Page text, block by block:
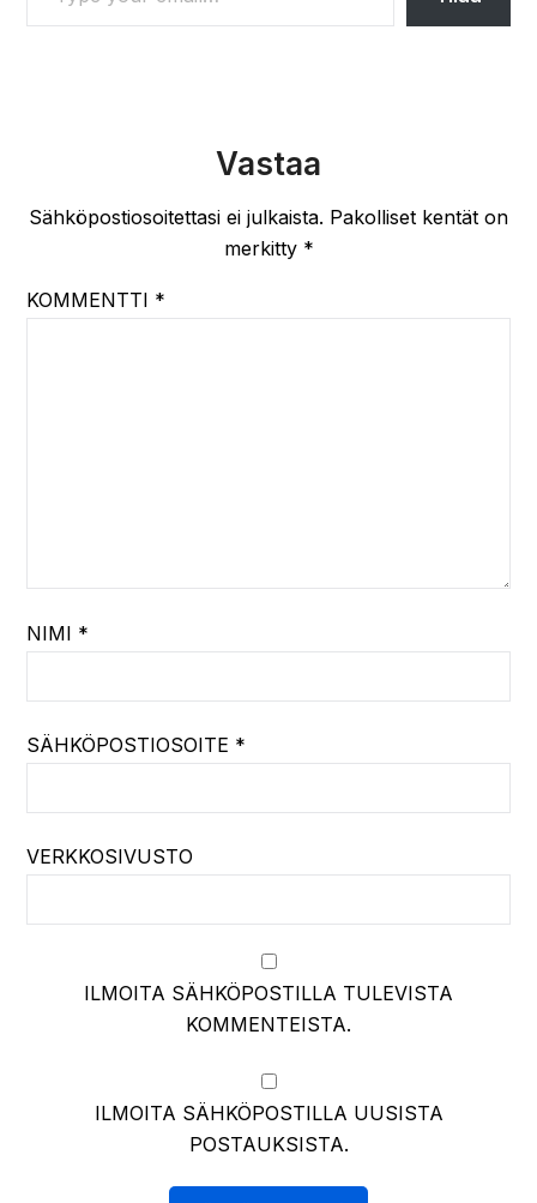
Vastaa
Sähköpostiosoitettasi ei julkaista. Pakolliset kentät on
merkitty *
KOMMENTTI *
NIMI *
SÄHKÖPOSTIOSOITE *
VERKKOSIVUSTO
ILMOITA SÄHKÖPOSTILLA TULEVISTA
KOMMENTEISTA.
ILMOITA SÄHKÖPOSTILLA UUSISTA
POSTAUKSISTA.